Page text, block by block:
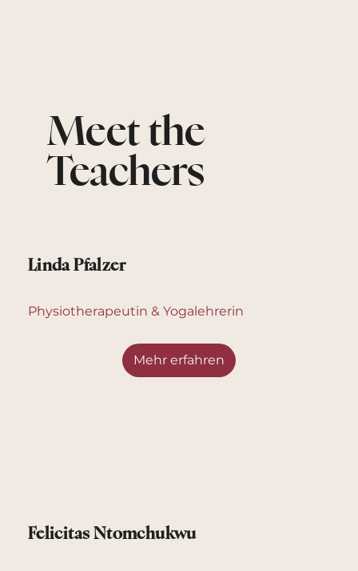
Meet the
Teachers
Linda Pfalzer
Physiotherapeutin & Yogalehrerin
Mehr erfahren
Felicitas Ntomchukwu